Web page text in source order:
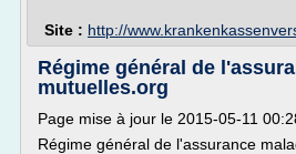
Site : http://
Régime général de
mutuelles.org
Page mise à jour le 2015-05-11
Régime général de l'assurance